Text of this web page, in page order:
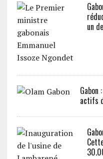
un
Gabon
actifs